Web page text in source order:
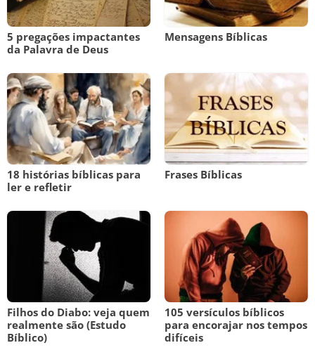
5 pregações impactantes
da Palavra de Deus
Mensagens Bíblicas
18 histórias bíblicas para
ler e refletir
Frases Bíblicas
Filhos do Diabo: veja quem
realmente são (Estudo
Bíblico)
105 versículos bíblicos
para encorajar nos tempos
difíceis